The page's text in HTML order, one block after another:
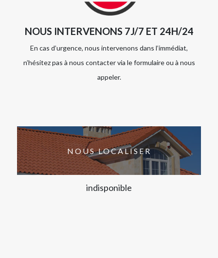
NOUS INTERVENONS 7J/7 ET 24H/24
En cas d’urgence, nous intervenons dans l’immédiat,
n’hésitez pas à nous contacter via le formulaire ou à nous
appeler.
NOUS LOCALISER
indisponible